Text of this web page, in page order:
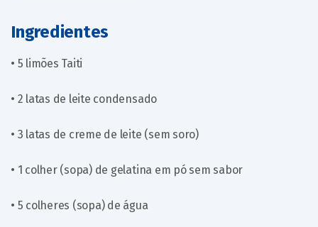
Ingredientes
• 5 limões Taiti
• 2 latas de leite condensado
• 3 latas de creme de leite (sem soro)
• 1 colher (sopa) de gelatina em pó sem sabor
• 5 colheres (sopa) de água